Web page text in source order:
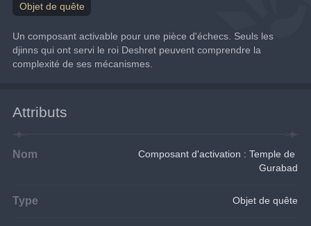
Objet de quête
Un composant activable pour une pièce d'échecs. Seuls les
djinns qui ont servi le roi Deshret peuvent comprendre la
complexité de ses mécanismes.
Attributs
Nom
Composant d'activation : Temple de
Gurabad
Type Objet de quête